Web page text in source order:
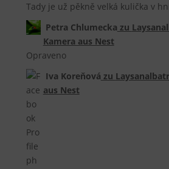
Tady je už pěkně velká kulička v
Petra Chlumecka zu
Kamera aus Nest
Opraveno
Iva Koreňová zu
aus Nest